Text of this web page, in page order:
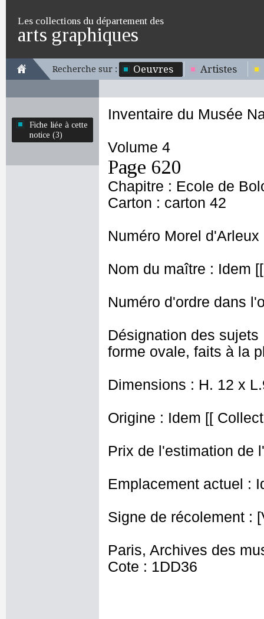
Les collections du département des
arts graphiques
Recherche sur : Oeuvres Artistes
Fiche liée à cette
notice (3)
Inventaire du Musée
Volume 4
Page 620
Chapitre : Ecole de
Carton : carton 42
Numéro Morel d'Arleux
Nom du maître : Idem
Numéro d'ordre dans
Désignation des
forme ovale, faits à la
Dimensions : H. 12 x
Origine : Idem [[
Prix de l'estimation de
Emplacement actuel :
Signe de récolement :
Paris, Archives des
Cote : 1DD36